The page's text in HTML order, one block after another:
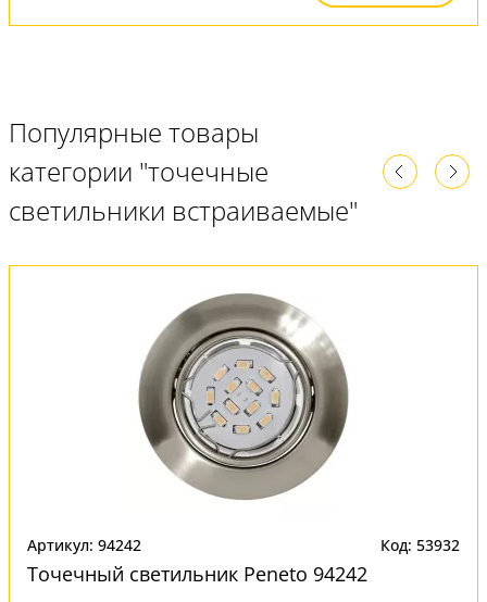
Популярные товары
категории "точечные
светильники встраиваемые"
Артикул: 94242 Код: 53932
Точечный светильник Peneto 94242